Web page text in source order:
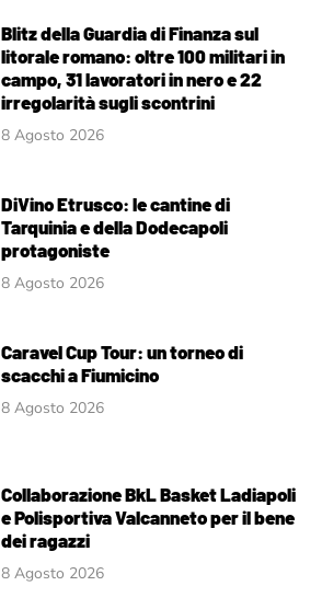
Blitz della Guardia di Finanza sul
litorale romano: oltre 100 militari in
campo, 31 lavoratori in nero e 22
irregolarità sugli scontrini
8 Agosto 2026
DiVino Etrusco: le cantine di
Tarquinia e della Dodecapoli
protagoniste
8 Agosto 2026
Caravel Cup Tour: un torneo di
scacchi a Fiumicino
8 Agosto 2026
Collaborazione BkL Basket Ladiapoli
e Polisportiva Valcanneto per il bene
dei ragazzi
8 Agosto 2026